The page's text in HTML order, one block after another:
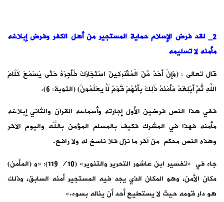
2_ لقد فرض الإسلام حماية المستجير من أهل الكفر وفرض إبلاغه
مأمنه لا تسليمه
قال تعالى : (وَإِنْ أَحَدٌ مِّنَ الْمُشْرِكِينَ اسْتَجَارَكَ فَأَجِرْهُ حَتَّى يَسْمَعَ كَلَامَ
اللَّهِ ثُمَّ ‌أَبْلِغْهُ ‌مَأْمَنَهُ ذَلِكَ بِأَنَّهُمْ قَوْمٌ لَاّ يَعْلَمُونَ) (التوبة: 6).
ففي هذا النص فرضين الأول إجارته وأسماعه القرآن والثاني إبلاغه
مأمنه فهذا في المشرك فكيف بالمسلم المؤمن بالله واليوم الآخر
وهذه النص محكم من آخر ما نزل فلا ناسخ له ولا رافع.
جاء في «تفسير ابن عاشور التحرير والتنوير» (10/ 119): «و (المأمن)
مكان الأمن، وهو المكان الذي يجد فيه المستجير أمنه السابق، وذلك
هو دار قومه حيث لا يستطيع أحد أن يناله بسوء.»